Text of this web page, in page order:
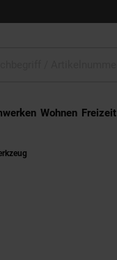
Wohnen Freizeit